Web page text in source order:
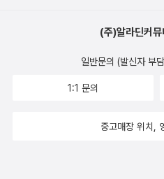
(주)알라딘커뮤
일반문의 (발신자 부
1:1 문의
중고매장 위치,